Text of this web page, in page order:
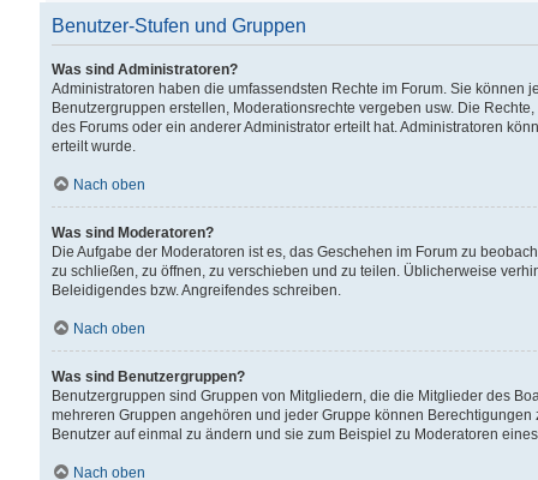
Benutzer-Stufen und Gruppen
Was sind Administratoren?
Administratoren haben die umfassendsten Rechte im Forum. Sie können
Benutzergruppen erstellen, Moderationsrechte vergeben usw. Die
des Forums oder ein anderer Administrator erteilt hat. Administratoren
erteilt wurde.
Nach oben
Was sind Moderatoren?
Die Aufgabe der Moderatoren ist es, das Geschehen im Forum zu
zu schließen, zu öffnen, zu verschieben und zu teilen. Üblicherweise
Beleidigendes bzw. Angreifendes schreiben.
Nach oben
Was sind Benutzergruppen?
Benutzergruppen sind Gruppen von Mitgliedern, die die Mitglieder des
mehreren Gruppen angehören und jeder Gruppe können
Benutzer auf einmal zu ändern und sie zum Beispiel zu Moderatoren
Nach oben